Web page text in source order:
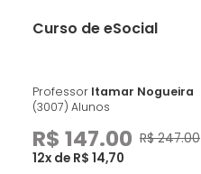
Curso de eSocial
Professor Itamar Nogueira
(3007) Alunos
R$ 147.00 R$ 247.00
12x de R$ 14,70